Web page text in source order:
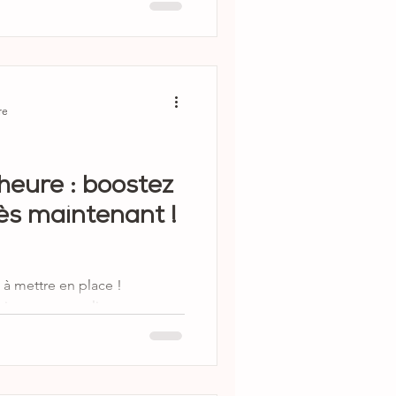
vos envies dans votre
: boostez
maintenant !
mettre en place !
super-aliments, et